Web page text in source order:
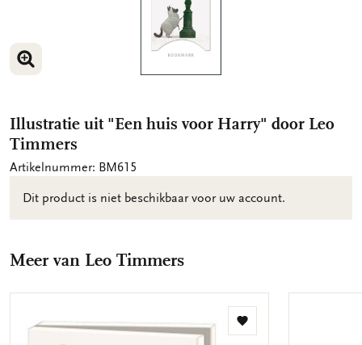
VERGROOT AFBEELDING
Illustratie uit "Een huis voor Harry" door Leo
Timmers
Artikelnummer: BM615
Dit product is niet beschikbaar voor uw account.
Meer van Leo Timmers
Toevoegen